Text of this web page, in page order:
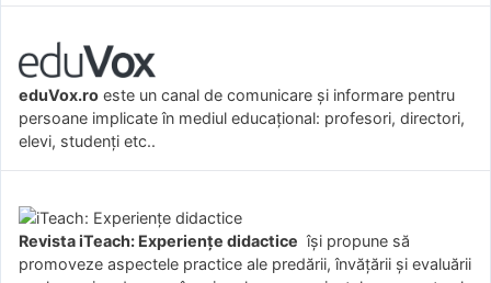
eduVox.ro este un canal de comunicare și informare pentru
persoane implicate în mediul educațional: profesori, directori,
elevi, studenți etc..
Revista iTeach: Experienţe didactice îşi propune să
promoveze aspectele practice ale predării, învăţării şi evaluării